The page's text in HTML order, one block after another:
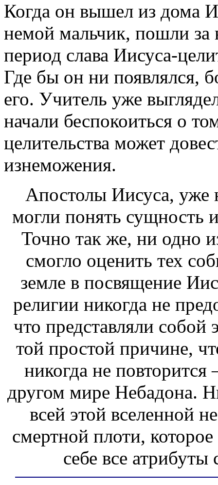
Когда он вышел из дома
немой мальчик, пошли за
период слава Иисуса-
Где бы он ни появлялся,
его. Учитель уже
начали беспокоиться о
целительства может
изнеможения.
Апостолы Иисуса, уже
могли понять сущность
Точно так же, ни одно
смогло оценить тех
земле в посвящение
религии никогда не
что представляли собой
той простой причине,
никогда не
другом мире Небадона.
всей этой вселенной
смертной плоти,
себе все атрибуты